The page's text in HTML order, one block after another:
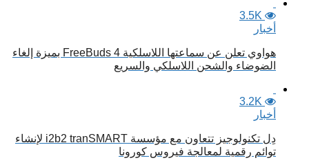
3.5K
أخبار
هواوي تعلن عن سماعتها اللاسلكية FreeBuds 4 بميزة إلغاء
الضوضاء والشحن اللاسلكي والسريع
3.2K
أخبار
دِل تكنولوجيز تتعاون مع مؤسسة i2b2 tranSMART لإنشاء
توائم رقمية لمعالجة فيروس كورونا